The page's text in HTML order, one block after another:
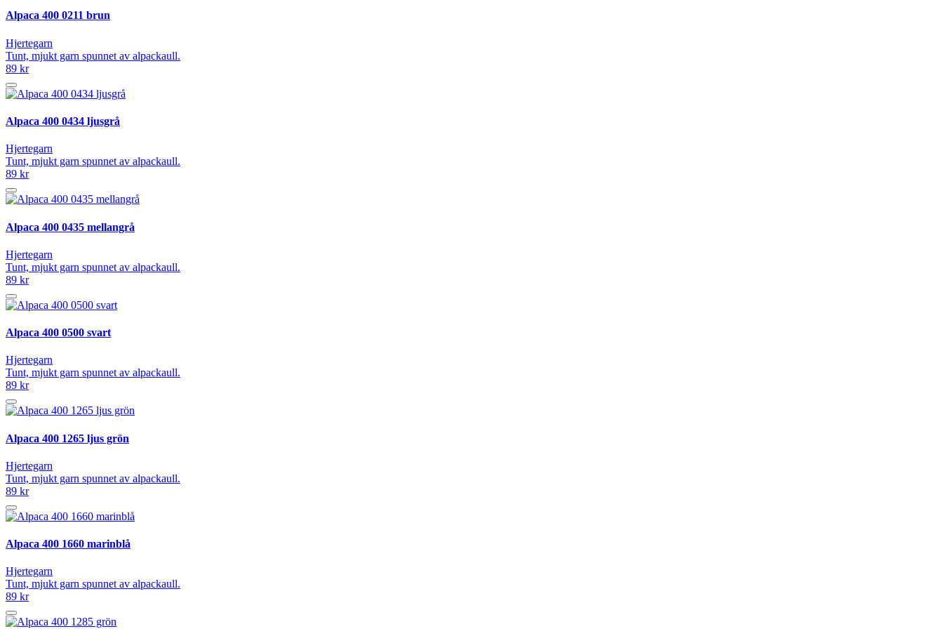
Alpaca 400 0211 brun
Hjertegarn
Tunt, mjukt garn spunnet av alpackaull.
89 kr
Alpaca 400 0434 ljusgrå
Hjertegarn
Tunt, mjukt garn spunnet av alpackaull.
89 kr
Alpaca 400 0435 mellangrå
Hjertegarn
Tunt, mjukt garn spunnet av alpackaull.
89 kr
Alpaca 400 0500 svart
Hjertegarn
Tunt, mjukt garn spunnet av alpackaull.
89 kr
Alpaca 400 1265 ljus grön
Hjertegarn
Tunt, mjukt garn spunnet av alpackaull.
89 kr
Alpaca 400 1660 marinblå
Hjertegarn
Tunt, mjukt garn spunnet av alpackaull.
89 kr